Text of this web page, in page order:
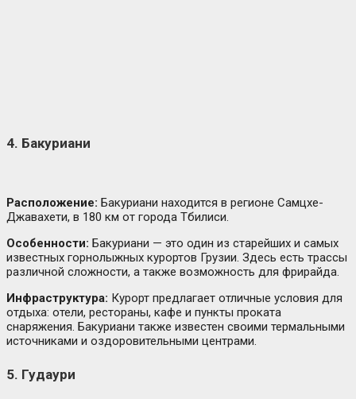
4. Бакуриани
Расположение: Бакуриани находится в регионе Самцхе-
Джавахети, в 180 км от города Тбилиси.
Особенности: Бакуриани — это один из старейших и самых
известных горнолыжных курортов Грузии. Здесь есть трассы
различной сложности, а также возможность для фрирайда.
Инфраструктура: Курорт предлагает отличные условия для
отдыха: отели, рестораны, кафе и пункты проката
снаряжения. Бакуриани также известен своими термальными
источниками и оздоровительными центрами.
5. Гудаури